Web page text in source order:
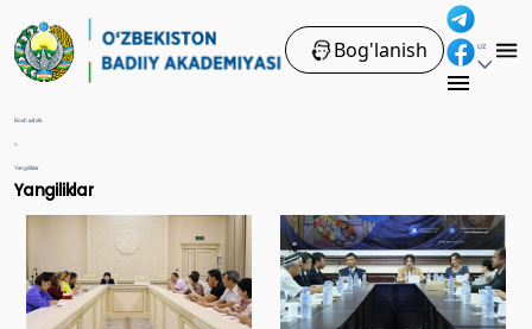
Bog'lanish UZ
Bosh sahifa
>
Yangiliklar
Yangiliklar